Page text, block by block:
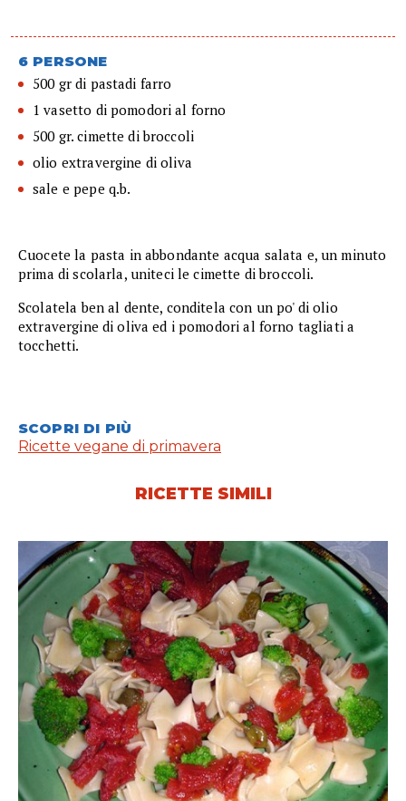
6 PERSONE
500 gr di pastadi farro
1 vasetto di pomodori al forno
500 gr. cimette di broccoli
olio extravergine di oliva
sale e pepe q.b.
Cuocete la pasta in abbondante acqua salata e, un minuto
prima di scolarla, uniteci le cimette di broccoli.
Scolatela ben al dente, conditela con un po' di olio
extravergine di oliva ed i pomodori al forno tagliati a
tocchetti.
SCOPRI DI PIÙ
Ricette vegane di primavera
RICETTE SIMILI